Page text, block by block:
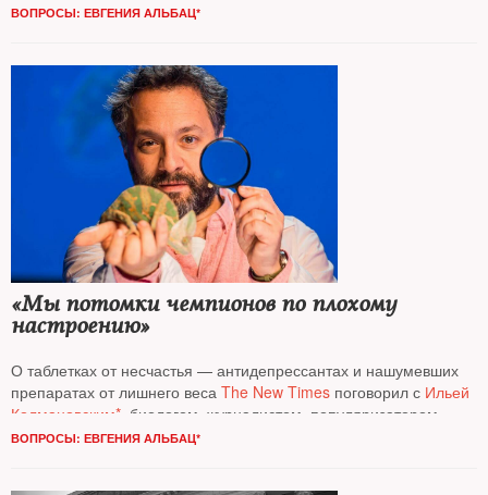
ВОПРОСЫ: ЕВГЕНИЯ АЛЬБАЦ*
«Мы потомки чемпионов по плохому
настроению»
О таблетках от несчастья — антидепрессантах и нашумевших
препаратах от лишнего веса The New Times поговорил с Ильей
Колмановским* , биологом, журналистом, популяризатором
науки, ведущим популярного подкаста «Голый землекоп»
ВОПРОСЫ: ЕВГЕНИЯ АЛЬБАЦ*